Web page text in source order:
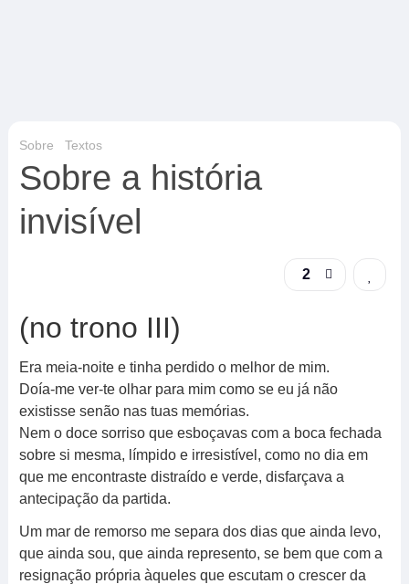
Sobre Textos
Sobre a história
invisível
2
(no trono III)
Era meia-noite e tinha perdido o melhor de mim.
Doía-me ver-te olhar para mim como se eu já não
existisse senão nas tuas memórias.
Nem o doce sorriso que esboçavas com a boca fechada
sobre si mesma, límpido e irresistível, como no dia em
que me encontraste distraído e verde, disfarçava a
antecipação da partida.
Um mar de remorso me separa dos dias que ainda levo,
que ainda sou, que ainda represento, se bem que com a
resignação própria àqueles que escutam o crescer da